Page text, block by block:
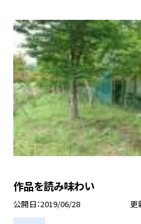
作品を読み味わい
公開日 2019/06/28 更